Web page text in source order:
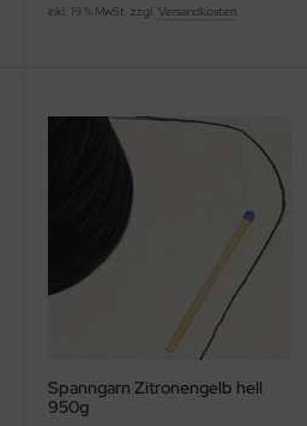
inkl. 19 % MwSt. zzgl.Versandkosten
Spanngarn Zitronengelb hell
950g